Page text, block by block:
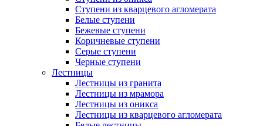
Ступени из кварцевого агломерата
Белые ступени
Бежевые ступени
Коричневые ступени
Серые ступени
Черные ступени
Лестницы
Лестницы из гранита
Лестницы из мрамора
Лестницы из оникса
Лестницы из кварцевого агломерата